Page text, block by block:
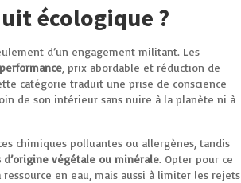
écologique ?
d’un engagement militant. Les
performance , prix abordable et réduction de
catégorie traduit une prise de conscience
de son intérieur sans nuire à la planète ni à
chimiques polluantes ou allergènes, tandis
d’origine végétale ou minérale. Opter pour ce
en eau, mais aussi à limiter les rejets